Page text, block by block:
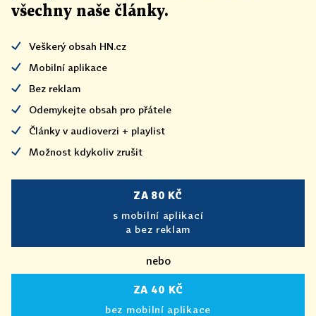
všechny naše články.
Veškerý obsah HN.cz
Mobilní aplikace
Bez reklam
Odemykejte obsah pro přátele
Články v audioverzi + playlist
Možnost kdykoliv zrušit
ZA 80 KČ
s mobilní aplikací
a bez reklam
nebo
ZA 40 KČ
bez mobilní aplikace